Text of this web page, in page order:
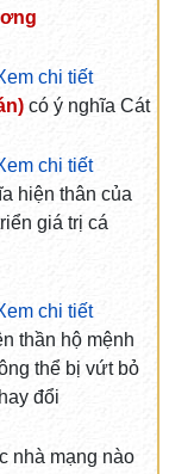
chi tiết
có ý nghĩa Cát
chi tiết
hiện thân của
giá trị cá
chi tiết
thần hộ mệnh
thể bị vứt bỏ
đổi
nhà mạng nào